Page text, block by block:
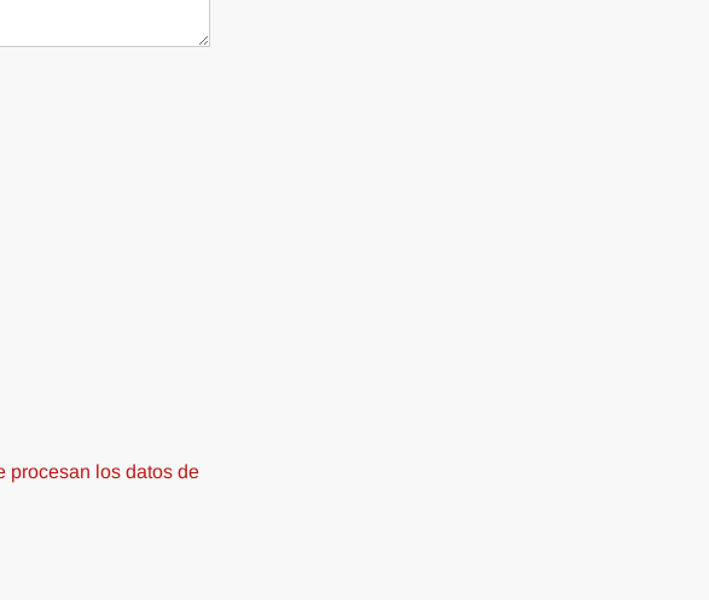
procesan los datos de